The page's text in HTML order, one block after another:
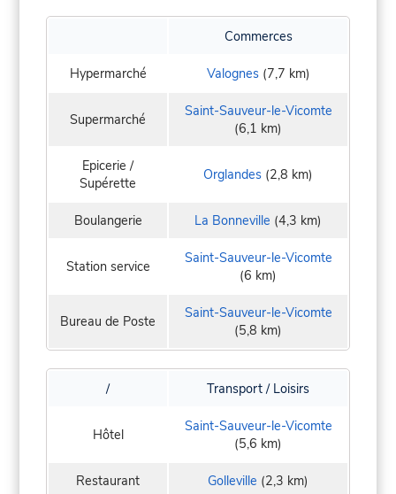
Commerces
Hypermarché Valognes(7,7 km)
Supermarché
Saint-Sauveur-le-Vicomte
(6,1 km)
Epicerie /
Supérette
Orglandes (2,8 km)
Boulangerie La Bonneville (4,3 km)
Station service
Saint-Sauveur-le-Vicomte
(6 km)
Bureau de Poste
Saint-Sauveur-le-Vicomte
(5,8 km)
/ Transport / Loisirs
Hôtel
Saint-Sauveur-le-Vicomte
(5,6 km)
Restaurant Golleville (2,3 km)